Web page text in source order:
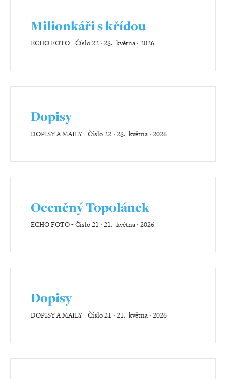
Milionkáři s křídou
ECHO FOTO-Číslo 22 ‧ 28. května ‧ 2026
Dopisy
DOPISY A MAILY-Číslo 22 ‧ 28. května ‧ 2026
Oceněný Topolánek
ECHO FOTO-Číslo 21 ‧ 21. května ‧ 2026
Dopisy
DOPISY A MAILY-Číslo 21 ‧ 21. května ‧ 2026